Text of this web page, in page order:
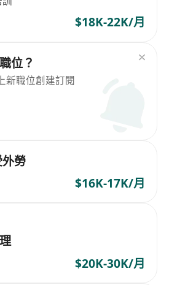
$18K-22K/月
位？
新職位創建訂閱
接受外勞
$16K-17K/月
$20K-30K/月